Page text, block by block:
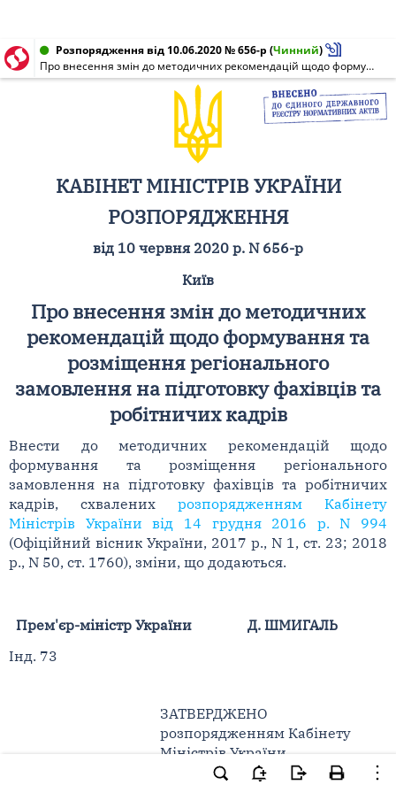
Розпорядження від 10.06.2020 № 656-р (Чинний)
Про внесення змін до методичних рекомендацій щодо формування та розміщення регіонального замовлення на підготовку фахівців та робітничих кадрів